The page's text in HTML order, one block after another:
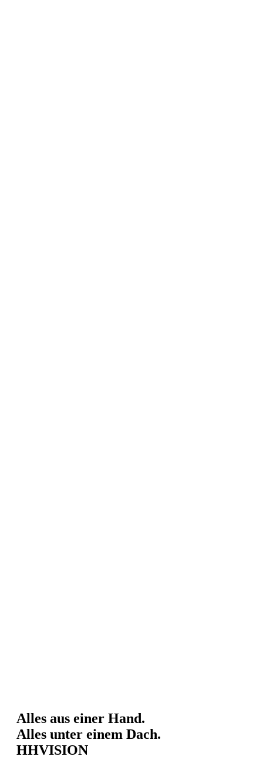
Alles aus einer Hand.
Alles unter einem Dach.
HHVISION